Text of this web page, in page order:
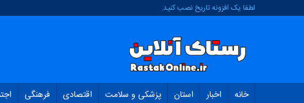
لطفا یک افزونه تاریخ نصب کنید.
خانه اخبار استان پزشکی و سلامت اقتصادی فرهنگی